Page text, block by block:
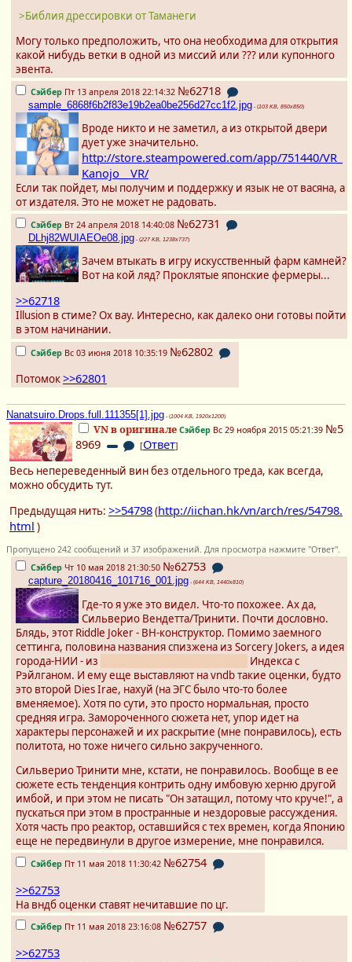
>Библия дрессировки от Таманеги
Могу только предположить, что она необходима для открытия
какой нибудь ветки в одной из миссий или ??? или купонного
эвента.
Сэйбер Пт 13 апреля 2018 22:14:32 №62718
sample_6868f6b2f83e19b2ea0be256d27cc1f2.jpg - (103 KB, 850x850)
Вроде никто и не заметил, а из открытой двери
дует уже значительно.
http://store.steampowered.com/app/751440/VR_
Kanojo__VR/
Если так пойдет, мы получим и поддержку и язык не от васяна, а
от издателя. Это не может не радовать.
Сэйбер Вт 24 апреля 2018 14:40:08 №62731
DLhj82WUIAEOe08.jpg - (227 KB, 1238x737)
Зачем втыкать в игру искусственный фарм камней?
Вот на кой ляд? Проклятые японские фермеры...
>>62718
Illusion в стиме? Ох вау. Интересно, как далеко они готовы пойти
в этом начинании.
Сэйбер Вс 03 июня 2018 10:35:19 №62802
Потомок>>62801
Nanatsuiro.Drops.full.111355[1].jpg - (1004 KB, 1920x1200)
VN в оригинале Сэйбер Вс 29 ноября 2015 05:21:39 №5
8969
[Ответ]
Весь непереведенный вин без отдельного треда, как всегда,
можно обсудить тут.
Предыдущая нить: >>54798(http://iichan.hk/vn/arch/res/54798.
html )
Пропущено 242 сообщений и 37 изображений. Для просмотра нажмите "Ответ".
Сэйбер Чт 10 мая 2018 21:30:50 №62753
capture_20180416_101716_001.jpg - (644 KB, 1440x810)
Где-то я уже это видел. Что-то похожее. Ах да,
Сильверио Вендетта/Тринити. Почти дословно.
Блядь, этот Riddle Joker - ВН-конструктор. Помимо заемного
сеттинга, половина названия спизжена из Sorcery Jokers, а идея
города-НИИ - из
Индекса с
Рэйлганом. И ему еще выставляют на vndb такие оценки, будто
это второй Dies Irae, нахуй (на ЭГС было что-то более
вменяемое). Хотя по сути, это просто нормальная, просто
средняя игра. Замороченного сюжета нет, упор идет на
характеры персонажей и их раскрытие (мне понравилось), есть
политота, но тоже ничего сильно закрученного.
Сильверио Тринити мне, кстати, не понравилось. Вообще в ее
сюжете есть тенденция контрить одну имбовую херню другой
имбой, и при этом не писать "Он затащил, потому что круче!", а
пускаться при этом в пространные и нездоровые рассуждения.
Хотя часть про реактор, оставшийся с тех времен, когда Японию
еще не передвинули в другое измерение, мне понравился.
Сэйбер Пт 11 мая 2018 11:30:42 №62754
>>62753
На вндб оценки ставят нечитавшие по цг.
Сэйбер Пт 11 мая 2018 23:16:08 №62757
>>62753